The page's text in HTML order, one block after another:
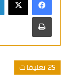
طباعة
‫25 تعليقات